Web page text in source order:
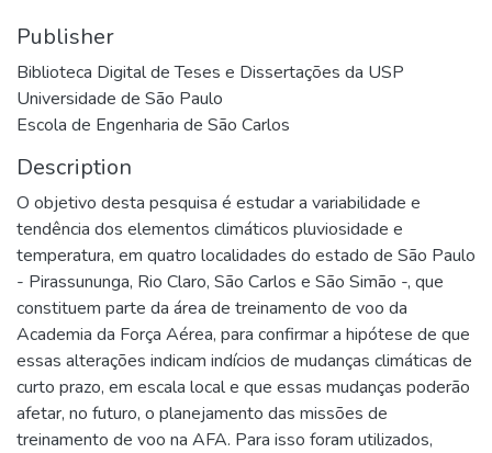
Publisher
Biblioteca Digital de Teses e Dissertações da USP
Universidade de São Paulo
Escola de Engenharia de São Carlos
Description
O objetivo desta pesquisa é estudar a variabilidade e
tendência dos elementos climáticos pluviosidade e
temperatura, em quatro localidades do estado de São Paulo
- Pirassununga, Rio Claro, São Carlos e São Simão -, que
constituem parte da área de treinamento de voo da
Academia da Força Aérea, para confirmar a hipótese de que
essas alterações indicam indícios de mudanças climáticas de
curto prazo, em escala local e que essas mudanças poderão
afetar, no futuro, o planejamento das missões de
treinamento de voo na AFA. Para isso foram utilizados,